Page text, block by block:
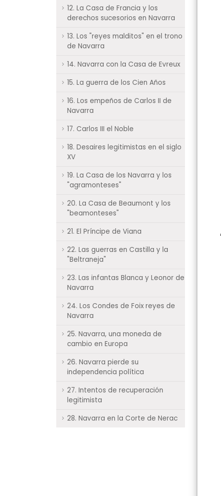
12. La Casa de Francia y los
derechos sucesorios en Navarra
13. Los "reyes malditos" en el trono
de Navarra
14. Navarra con la Casa de Evreux
15. La guerra de los Cien Años
16. Los empeños de Carlos II de
Navarra
17. Carlos III el Noble
18. Desaires legitimistas en el siglo
XV
19. La Casa de los Navarra y los
"agramonteses"
20. La Casa de Beaumont y los
"beamonteses"
21. El Príncipe de Viana
22. Las guerras en Castilla y la
"Beltraneja"
23. Las infantas Blanca y Leonor de
Navarra
24. Los Condes de Foix reyes de
Navarra
25. Navarra, una moneda de
cambio en Europa
26. Navarra pierde su
independencia política
27. Intentos de recuperación
legitimista
28. Navarra en la Corte de Nerac